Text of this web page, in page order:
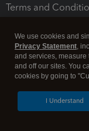
Terms and
Legal
We use cookies and
Privacy Statement,
and services, measure
and off our sites. You
cookies by going to
I Understand